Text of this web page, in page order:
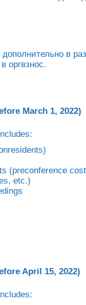
дополнительно в
оргвзнос.
March 1, 2022)
(preconference
etc.)
April 15, 2022)